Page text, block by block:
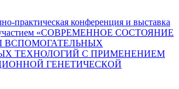
практическая конференция и выставка
участием «СОВРЕМЕННОЕ СОСТОЯНИЕ
ВСПОМОГАТЕЛЬНЫХ
ТЕХНОЛОГИЙ С ПРИМЕНЕНИЕМ
ГЕНЕТИЧЕСКОЙ